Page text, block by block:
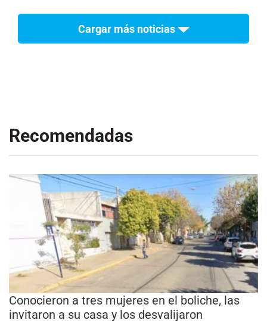
Cargar más noticias
Recomendadas
Conocieron a tres mujeres en el boliche, las
invitaron a su casa y los desvalijaron